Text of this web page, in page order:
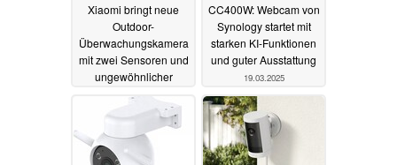
Xiaomi bringt neue
Outdoor-
Überwachungskamera
mit zwei Sensoren und
ungewöhnlicher
CC400W: Webcam von
Synology startet mit
starken KI-Funktionen
und guter Ausstattung
19.03.2025